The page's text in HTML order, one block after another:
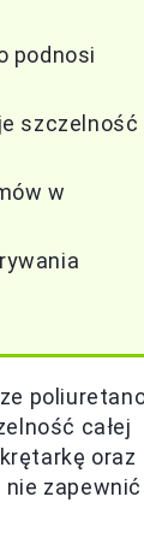
podnosi
szczelność
w
całej
oraz
zapewnić